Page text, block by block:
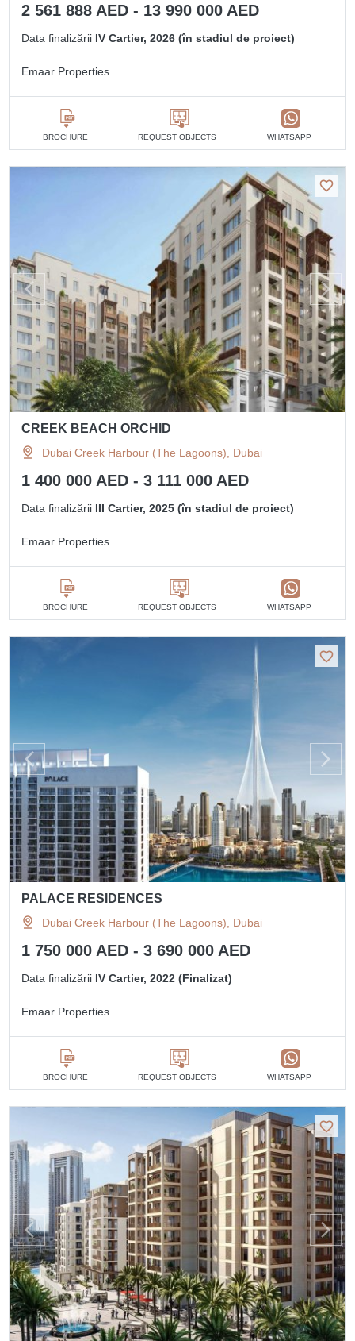
2 561 888 AED - 13 990 000 AED
Data finalizării IV Cartier, 2026 (în stadiul de proiect)
Emaar Properties
BROCHURE REQUEST OBJECTS WHATSAPP
CREEK BEACH ORCHID
Dubai Creek Harbour (The Lagoons), Dubai
1 400 000 AED - 3 111 000 AED
Data finalizării III Cartier, 2025 (în stadiul de proiect)
Emaar Properties
BROCHURE REQUEST OBJECTS WHATSAPP
PALACE RESIDENCES
Dubai Creek Harbour (The Lagoons), Dubai
1 750 000 AED - 3 690 000 AED
Data finalizării IV Cartier, 2022 (Finalizat)
Emaar Properties
BROCHURE REQUEST OBJECTS WHATSAPP